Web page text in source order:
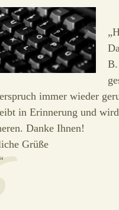
immer wieder
in Erinnerung und
Danke Ihnen!
Grüße